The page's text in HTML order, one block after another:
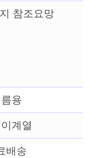
참조요망
용
계열
배송